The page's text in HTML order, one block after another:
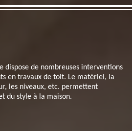
dispose de nombreuses interventions
en travaux de toit. Le matériel, la
les niveaux, etc. permettent
du style à la maison.